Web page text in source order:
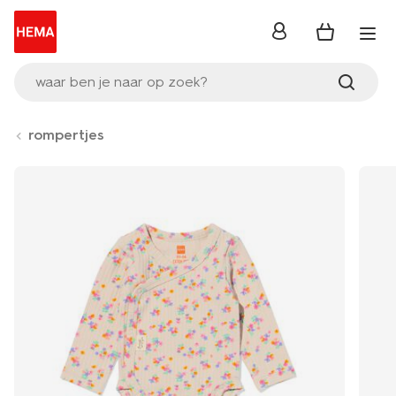
waar ben je naar op zoek?
inloggen
rompertjes